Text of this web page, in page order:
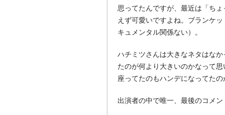
思ってたんですが、最近は「ち
えず可愛いですよね。ブランケ
キュメンタル関係ない）。
ハチミツさんは大きなネタはな
たのが何より大きいのかなって
座ってたのもハンデになってた
出演者の中で唯一、最後のコメ